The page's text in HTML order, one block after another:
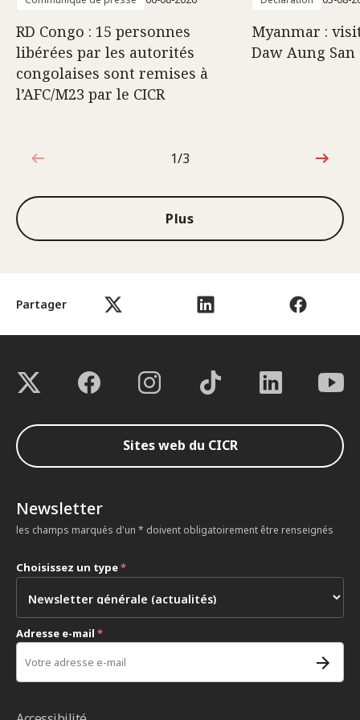
Partager
RD Congo : 15 personnes
libérées par les autorités
congolaises sont remises à
l’AFC/M23 par le CICR
Myanmar :
Daw Aung San
1sur3
1/3
Plus
Sites web du CICR
Newsletter
les champs marqués d'un * doivent obligatoirement être renseignés
Choisissez un type*
Adresse e-mail *